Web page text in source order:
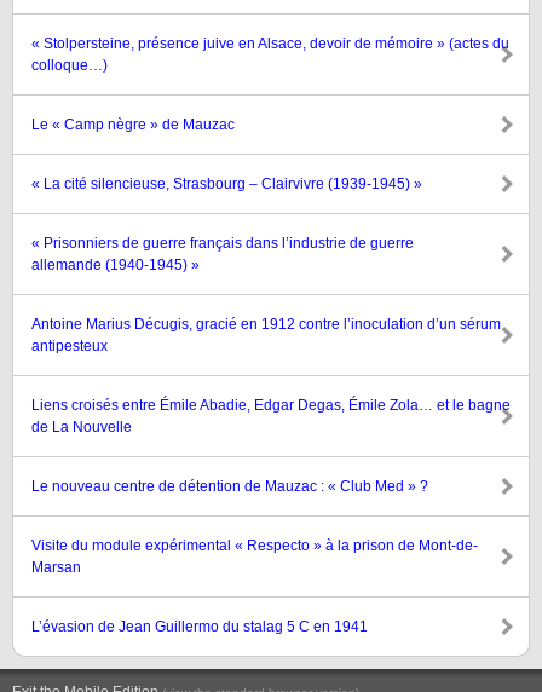
« Stolpersteine, présence juive en Alsace, devoir de mémoire » (actes du
colloque…)
Le « Camp nègre » de Mauzac
« La cité silencieuse, Strasbourg – Clairvivre (1939-1945) »
« Prisonniers de guerre français dans l’industrie de guerre
allemande (1940-1945) »
Antoine Marius Décugis, gracié en 1912 contre l’inoculation d’un sérum
antipesteux
Liens croisés entre Émile Abadie, Edgar Degas, Émile Zola… et le bagne
de La Nouvelle
Le nouveau centre de détention de Mauzac : « Club Med » ?
Visite du module expérimental « Respecto » à la prison de Mont-de-
Marsan
L’évasion de Jean Guillermo du stalag 5 C en 1941